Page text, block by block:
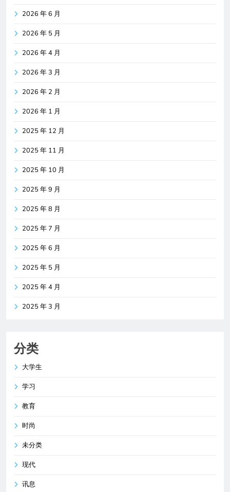
2026 年 6 月
2026 年 5 月
2026 年 4 月
2026 年 3 月
2026 年 2 月
2026 年 1 月
2025 年 12 月
2025 年 11 月
2025 年 10 月
2025 年 9 月
2025 年 8 月
2025 年 7 月
2025 年 6 月
2025 年 5 月
2025 年 4 月
2025 年 3 月
分类
大学生
学习
教育
时尚
未分类
现代
讯息